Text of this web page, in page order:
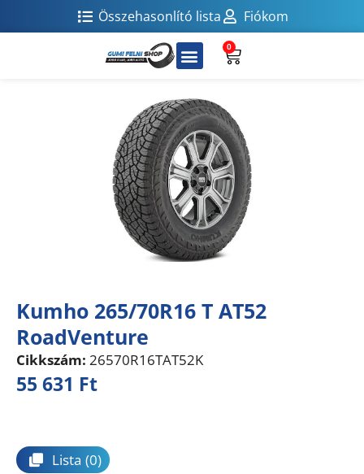
Összehasonlító lista Fiókom
0
Kumho 265/70R16 T AT52
RoadVenture
Cikkszám: 26570R16TAT52K
55 631 Ft
Lista (0)